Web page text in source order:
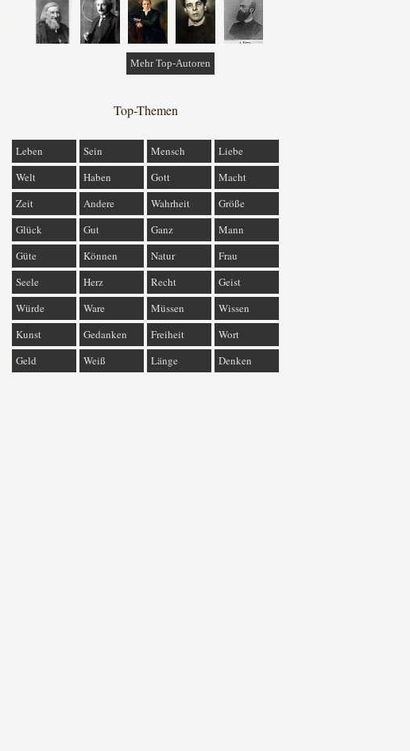
Mehr Top-Autoren
Top-Themen
Leben Sein Mensch
Liebe
Welt
Haben Gott
Macht
Zeit
Andere Wahrheit
Größe
Glück
Gut Ganz
Mann
Güte
Können Natur
Frau
Seele
Herz Recht
Geist
Würde
Ware Müssen
Wissen
Kunst
Gedanken Freiheit
Wort
Geld
Weiß Länge Denken